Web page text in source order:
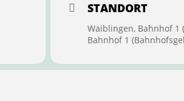
STANDORT
Waiblingen, Bahnhof 1
Bahnhof 1